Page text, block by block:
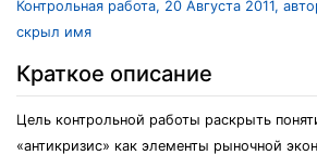
Контрольная работа, 20 Августа 2011,
скрыл имя
Краткое описание
Цель контрольной работы раскрыть
«антикризис» как элементы рыночной